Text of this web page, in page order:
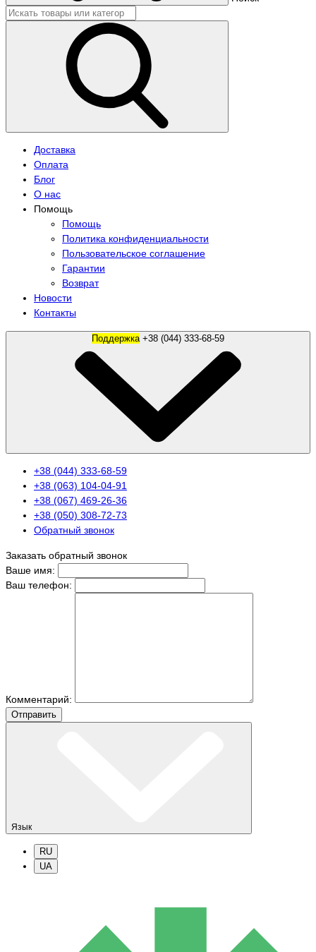
Доставка
Оплата
Блог
О нас
Помощь
Помощь
Политика конфиденциальности
Пользовательское соглашение
Гарантии
Возврат
Новости
Контакты
Поддержка
+38 (044) 333-68-59
+38 (063) 104-04-91
+38 (067) 469-26-36
+38 (050) 308-72-73
Обратный звонок
Заказать обратный звонок
Ваше имя:
Ваш телефон:
Комментарий:
Отправить
Язык
RU
UA